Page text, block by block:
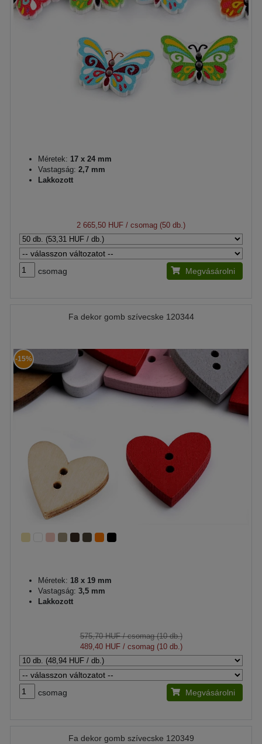
Méretek: 17 x 24 mm
Vastagság: 2,7 mm
Lakkozott
2 665,50 HUF / csomag (50 db.)
csomag Megvásárolni
Fa dekor gomb szívecske 120344
-15%
Méretek: 18 x 19 mm
Vastagság: 3,5 mm
Lakkozott
575,70 HUF/ csomag (10 db.)
489,40 HUF/ csomag (10 db.)
csomag Megvásárolni
Fa dekor gomb szívecske 120349